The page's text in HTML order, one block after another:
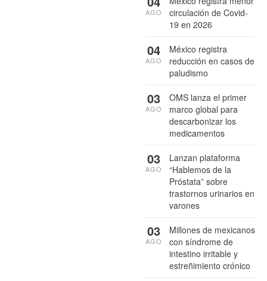
circulación de Covid-
19 en 2026
AGO
México registra
reducción en casos de
paludismo
04
AGO
OMS lanza el primer
marco global para
descarbonizar los
medicamentos
03
AGO
Lanzan plataforma
“Hablemos de la
Próstata” sobre
trastornos urinarios en
varones
03
AGO
Millones de mexicanos
con síndrome de
intestino irritable y
estreñimiento crónico
03
AGO